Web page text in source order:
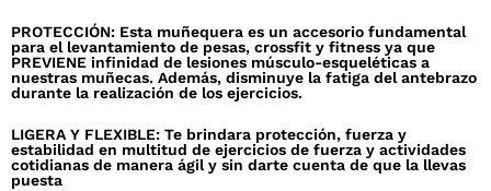
Pesas
cantidad
PROTECCIÓN: Esta muñequera es un accesorio fundamental
para el levantamiento de pesas, crossfit y fitness ya que
PREVIENE infinidad de lesiones músculo-esqueléticas a
nuestras muñecas. Además, disminuye la fatiga del antebrazo
durante la realización de los ejercicios.
LIGERA Y FLEXIBLE: Te brindara protección, fuerza y
estabilidad en multitud de ejercicios de fuerza y actividades
cotidianas de manera ágil y sin darte cuenta de que la llevas
puesta